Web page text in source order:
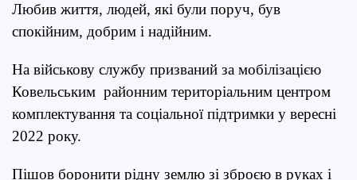
Любив життя, людей, які були поруч, був
спокійним, добрим і надійним.
На військову службу призваний за мобілізацією
Ковельським районним територіальним центром
комплектування та соціальної підтримки у вересні
2022 року.
Пішов боронити рідну землю зі зброєю в руках і